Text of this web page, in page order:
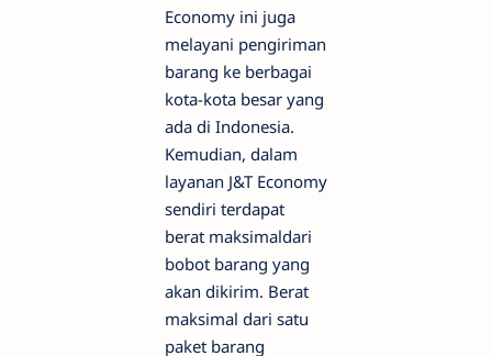
Economy ini juga
melayani pengiriman
barang ke berbagai
kota-kota besar yang
ada di Indonesia.
Kemudian, dalam
layanan J&T Economy
sendiri terdapat
berat maksimaldari
bobot barang yang
akan dikirim. Berat
maksimal dari satu
paket barang